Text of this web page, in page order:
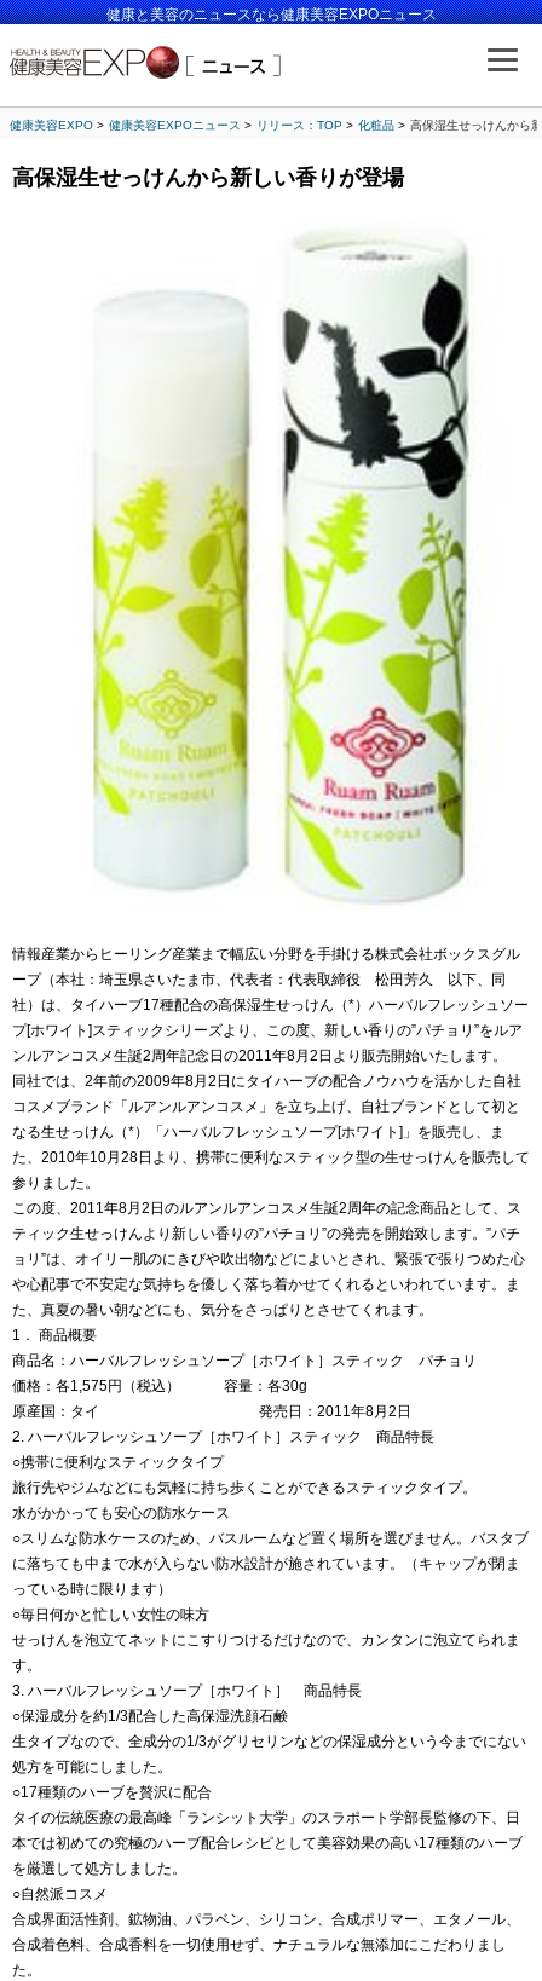
健康と美容のニュースなら健康美容EXPOニュース
健康美容EXPO 健康美容EXPOニュース リリース：TOP 化粧品 高保湿生せっけんから
高保湿生せっけんから新しい香りが登場
情報産業からヒーリング産業まで幅広い分野を手掛ける株式会社ボックスグル
ープ（本社：埼玉県さいたま市、代表者：代表取締役 松田芳久 以下、同
社）は、タイハーブ17種配合の高保湿生せっけん（*）ハーバルフレッシュソー
プ[ホワイト]スティックシリーズより、この度、新しい香りの”パチョリ”をルア
ンルアンコスメ生誕2周年記念日の2011年8月2日より販売開始いたします。
同社では、2年前の2009年8月2日にタイハーブの配合ノウハウを活かした自社
コスメブランド「ルアンルアンコスメ」を立ち上げ、自社ブランドとして初と
なる生せっけん（*）「ハーバルフレッシュソープ[ホワイト]」を販売し、ま
た、2010年10月28日より、携帯に便利なスティック型の生せっけんを販売して
参りました。
この度、2011年8月2日のルアンルアンコスメ生誕2周年の記念商品として、ス
ティック生せっけんより新しい香りの”パチョリ”の発売を開始致します。”パチ
ョリ”は、オイリー肌のにきびや吹出物などによいとされ、緊張で張りつめた心
や心配事で不安定な気持ちを優しく落ち着かせてくれるといわれています。ま
た、真夏の暑い朝などにも、気分をさっぱりとさせてくれます。
1． 商品概要
商品名：ハーバルフレッシュソープ［ホワイト］スティック パチョリ
価格：各1,575円（税込） 容量：各30g
原産国：タイ 発売日：2011年8月2日
2. ハーバルフレッシュソープ［ホワイト］スティック 商品特長
○携帯に便利なスティックタイプ
旅行先やジムなどにも気軽に持ち歩くことができるスティックタイプ。
水がかかっても安心の防水ケース
○スリムな防水ケースのため、バスルームなど置く場所を選びません。バスタブ
に落ちても中まで水が入らない防水設計が施されています。（キャップが閉ま
っている時に限ります）
○毎日何かと忙しい女性の味方
せっけんを泡立てネットにこすりつけるだけなので、カンタンに泡立てられま
す。
3. ハーバルフレッシュソープ［ホワイト］ 商品特長
○保湿成分を約1/3配合した高保湿洗顔石鹸
生タイプなので、全成分の1/3がグリセリンなどの保湿成分という今までにない
処方を可能にしました。
○17種類のハーブを贅沢に配合
タイの伝統医療の最高峰「ランシット大学」のスラポート学部長監修の下、日
本では初めての究極のハーブ配合レシピとして美容効果の高い17種類のハーブ
を厳選して処方しました。
○自然派コスメ
合成界面活性剤、鉱物油、パラベン、シリコン、合成ポリマー、エタノール、
合成着色料、合成香料を一切使用せず、ナチュラルな無添加にこだわりまし
た。